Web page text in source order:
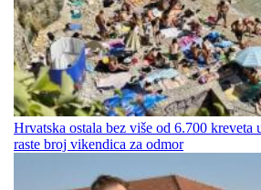
Hrvatska ostala bez više od 6.700 kreveta
raste broj vikendica za odmor